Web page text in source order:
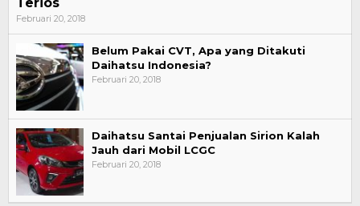
Februari 20, 2018
Belum Pakai CVT, Apa yang Ditakuti
Daihatsu Indonesia?
Februari 20, 2018
Daihatsu Santai Penjualan Sirion Kalah
Jauh dari Mobil LCGC
Februari 20, 2018